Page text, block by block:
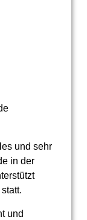
und sehr
in der
statt.
und